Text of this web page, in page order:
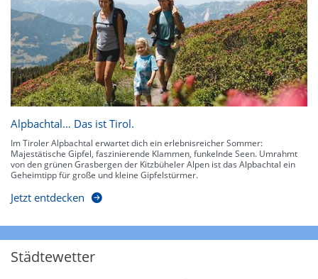
Alpbachtal… Das ist Tirol.
Im Tiroler Alpbachtal erwartet dich ein erlebnisreicher Sommer:
Majestätische Gipfel, faszinierende Klammen, funkelnde Seen. Umrahmt
von den grünen Grasbergen der Kitzbüheler Alpen ist das Alpbachtal ein
Geheimtipp für große und kleine Gipfelstürmer.
Jetzt entdecken
Städtewetter